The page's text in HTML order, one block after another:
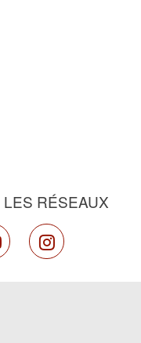
RÉSEAUX
youtubeinstagram